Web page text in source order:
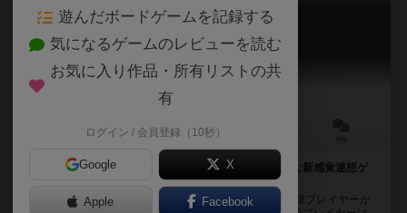
ナラベル
Naravell
20分前後
あなたの独断で、選手をナラベル！皆で議論して楽しむ新感覚連想ゲ
オリックス・バファローズ公式のカードゲームです。 親プレイヤーが
遊んだボードゲームを記録する
気になるゲームのレビューを読む
お気に入り作品・所有リストの共
有
ログイン / 会員登録（10秒）
Google X
Apple Facebook